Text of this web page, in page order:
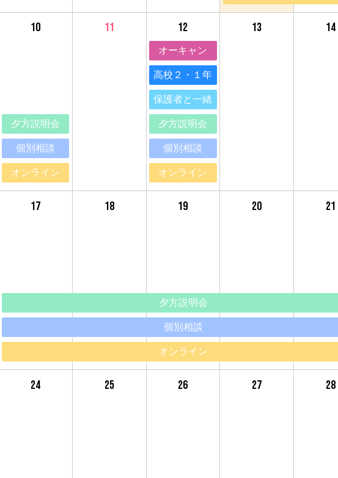
10
夕方説明会
個別相談
オンライン
11 12
オーキャン
高校２・１年
保護者と一緒
夕方説明会
個別相談
オンライン
13 14
17
夕方説明会
個別相談
オンライン
18 19 20 21
24 25 26 27 28